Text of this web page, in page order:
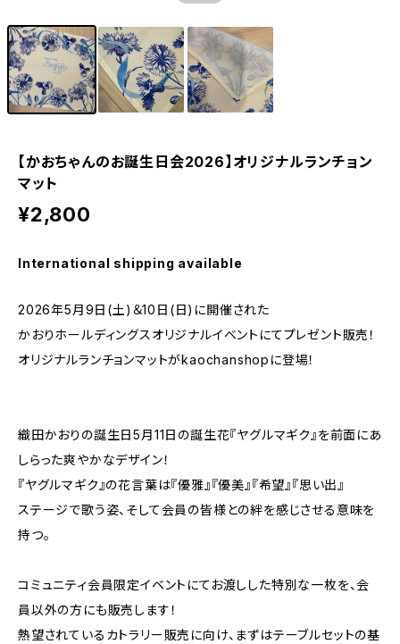
【かおちゃんのお誕生日会2026】オリジナルランチョン
マット
¥2,800
International shipping available
2026年5月9日(土)＆10日(日)に開催された
かおりホールディングスオリジナルイベントにてプレゼント販売！
オリジナルランチョンマットがkaochanshopに登場！
織田かおりの誕生日5月11日の誕生花『ヤグルマギク』を前面にあ
しらった爽やかなデザイン！
『ヤグルマギク』の花言葉は『優雅』『優美』『希望』『思い出』
ステージで歌う姿、そして会員の皆様との絆を感じさせる意味を
持つ。
コミュニティ会員限定イベントにてお渡しした特別な一枚を、会
員以外の方にも販売します！
熱望されているカトラリー販売に向け、まずはテーブルセットの基